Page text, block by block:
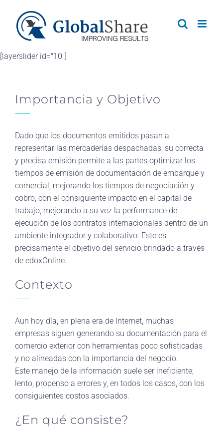
content
[layerslider id="10"]
Importancia y Objetivo
Dado que los documentos emitidos pasan a
representar las mercaderías despachadas, su correcta
y precisa emisión permite a las partes optimizar los
tiempos de emisión de documentación de embarque y
comercial, mejorando los tiempos de negociación y
cobro, con el consiguiente impacto en el capital de
trabajo, mejorando a su vez la performance de
ejecución de los contratos internacionales dentro de un
ambiente integrador y colaborativo. Este es
precisamente el objetivo del servicio brindado a través
de edoxOnline.
Contexto
Aun hoy día, en plena era de Internet, muchas
empresas siguen generando su documentación para el
comercio exterior con herramientas poco sofisticadas
y no alineadas con la importancia del negocio.
Este manejo de la información suele ser ineficiente;
lento, propenso a errores y, en todos los casos, con los
consiguientes costos asociados.
¿En qué consiste?